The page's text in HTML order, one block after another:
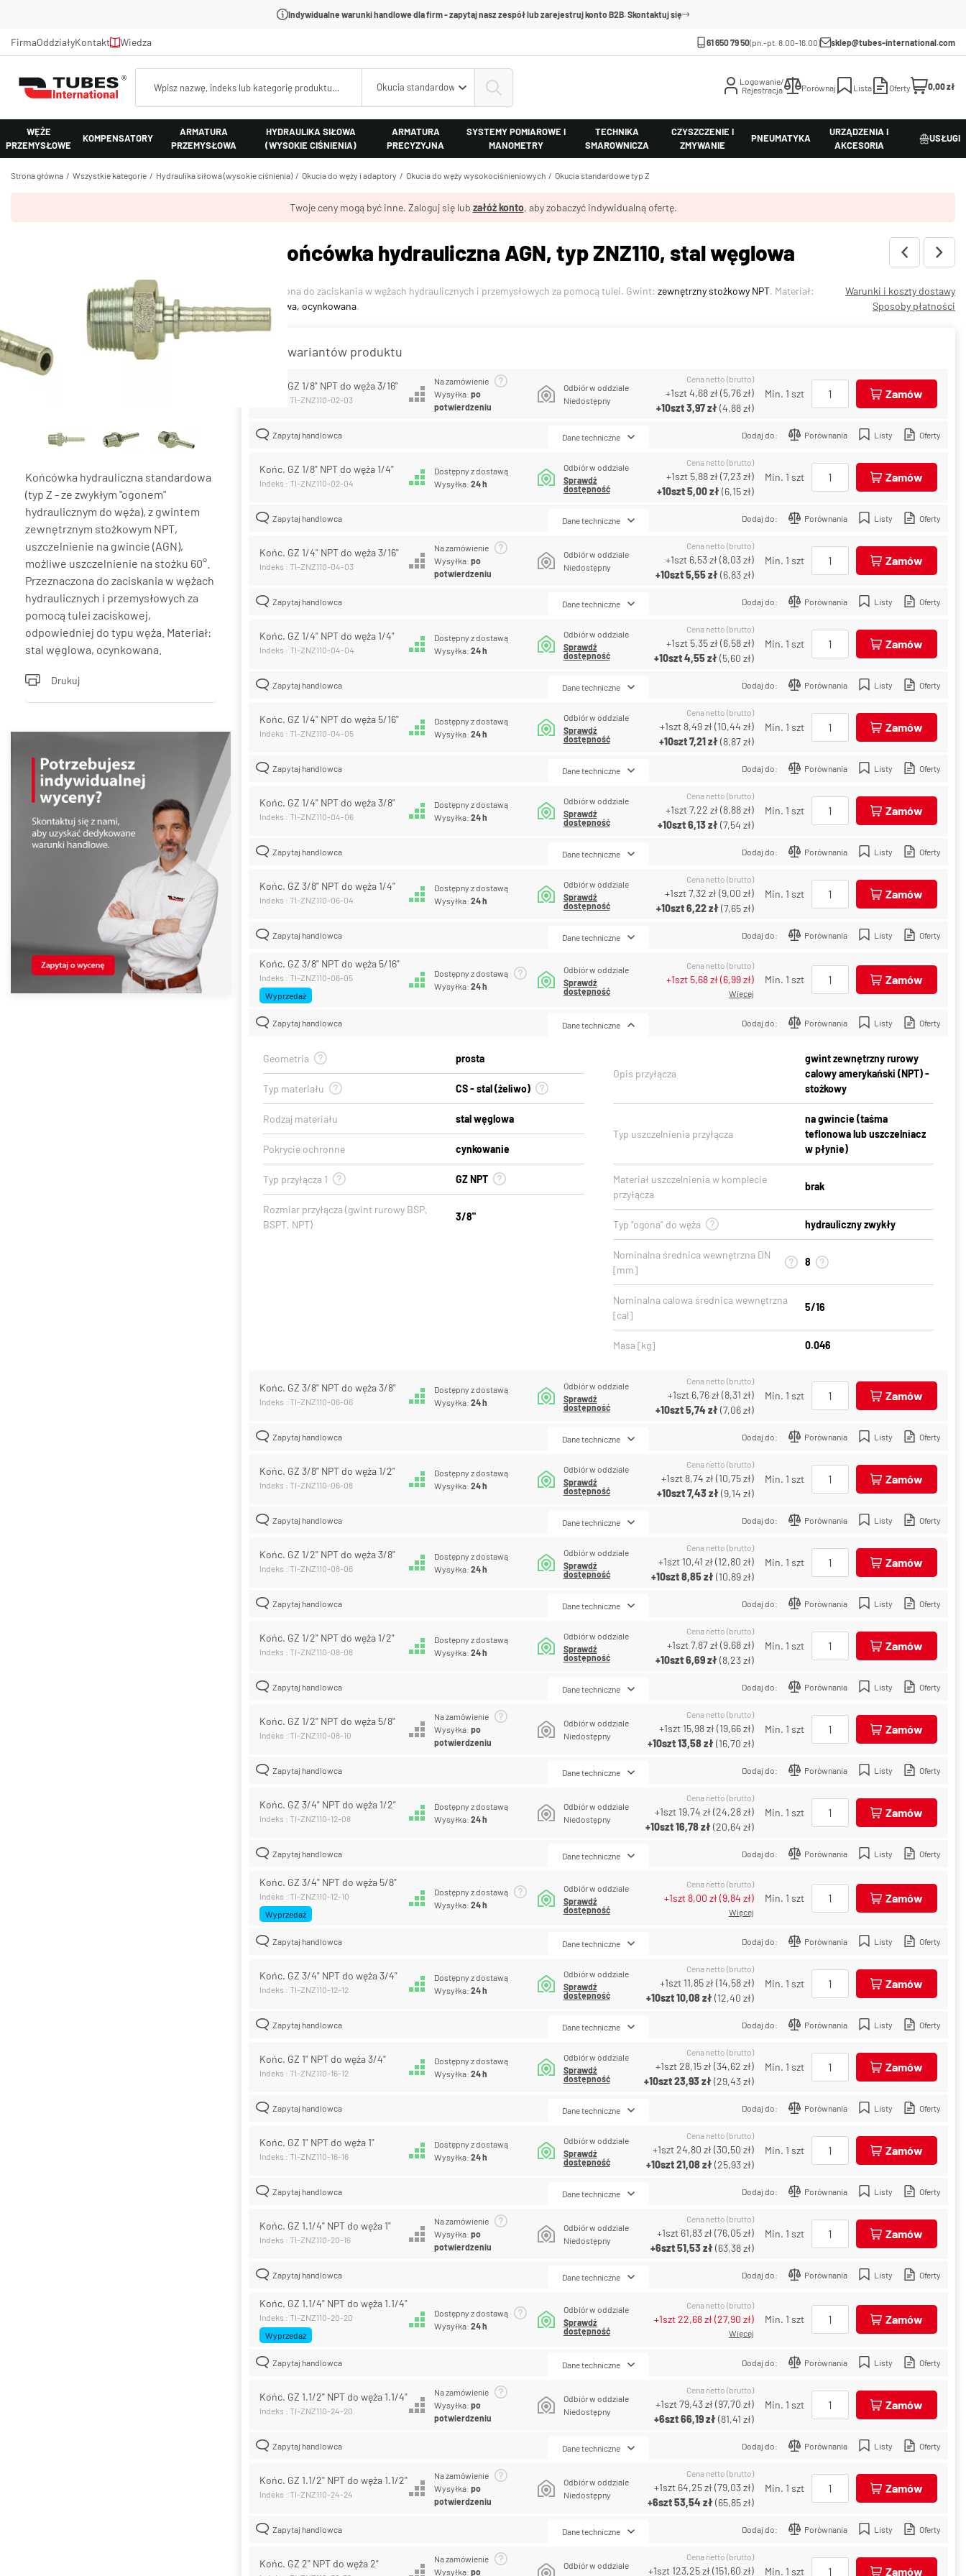
Indywidualne warunki handlowe dla firm - zapytaj nasz zespół lub zarejestruj konto B2B. Skontaktuj się
FirmaOddziałyKontakt Wiedza 61 650 79 50(pn.-pt. 8.00-16.00) sklep@tubes-international.com
Okucia standardowe typ Z
Logowanie/
Rejestracja
Porównaj Lista Oferty 0,00 zł
WĘŻE
PRZEMYSŁOWE
KOMPENSATORY
ARMATURA
PRZEMYSŁOWA
HYDRAULIKA SIŁOWA
(WYSOKIE CIŚNIENIA)
ARMATURA
PRECYZYJNA
SYSTEMY POMIAROWE I
MANOMETRY
TECHNIKA
SMAROWNICZA
CZYSZCZENIE I
ZMYWANIE
PNEUMATYKA
URZĄDZENIA I
AKCESORIA
USŁUGI
Strona główna Wszystkie kategorie Hydraulika siłowa (wysokie ciśnienia) Okucia do węży i adaptory Okucia do węży wysokociśnieniowych Okucia standardowe typ Z
Twoje ceny mogą być inne. Zaloguj się lub załóż konto, aby zobaczyć indywidualną ofertę.
Końcówka hydrauliczna standardowa
(typ Z - ze zwykłym "ogonem"
hydraulicznym do węża), z gwintem
zewnętrznym stożkowym NPT,
uszczelnienie na gwincie (AGN),
możliwe uszczelnienie na stożku 60°.
Przeznaczona do zaciskania w wężach
hydraulicznych i przemysłowych za
pomocą tulei zaciskowej,
odpowiedniej do typu węża. Materiał:
stal węglowa, ocynkowana.
Drukuj
Końcówka hydrauliczna AGN, typ ZNZ110, stal węglowa
Przeznaczona do zaciskania w wężach hydraulicznych i przemysłowych za pomocą tulei. Gwint: zewnętrzny stożkowy NPT. Materiał:
stal węglowa, ocynkowana.
Warunki i koszty dostawy
Sposoby płatności
Lista wariantów produktu
Końc. GZ 1/8" NPT do węża 3/16"
Indeks : TI-ZNZ110-02-03
Na zamówienie
Wysyłka:po
potwierdzeniu
Odbiór w oddziale
Niedostępny
Cena netto (brutto)
+1szt4,68 zł(5,76 zł)
+10szt3,97 zł(4,88 zł)
Min. 1 szt Zamów
Zapytaj handlowca Dodaj do: Porównania Listy Oferty
Dane techniczne
Końc. GZ 1/8" NPT do węża 1/4"
Indeks : TI-ZNZ110-02-04
Dostępny z dostawą
Wysyłka:24 h
Odbiór w oddziale
Sprawdź
dostępność
Cena netto (brutto)
+1szt 5,88 zł(7,23 zł)
+10szt5,00 zł(6,15 zł)
Min. 1 szt Zamów
Zapytaj handlowca Dodaj do: Porównania Listy Oferty
Dane techniczne
Końc. GZ 1/4" NPT do węża 3/16"
Indeks : TI-ZNZ110-04-03
Na zamówienie
Wysyłka:po
potwierdzeniu
Odbiór w oddziale
Niedostępny
Cena netto (brutto)
+1szt 6,53 zł(8,03 zł)
+10szt5,55 zł(6,83 zł)
Min. 1 szt Zamów
Zapytaj handlowca Dodaj do: Porównania Listy Oferty
Dane techniczne
Końc. GZ 1/4" NPT do węża 1/4"
Indeks : TI-ZNZ110-04-04
Dostępny z dostawą
Wysyłka:24 h
Odbiór w oddziale
Sprawdź
dostępność
Cena netto (brutto)
+1szt 5,35 zł(6,58 zł)
+10szt4,55 zł(5,60 zł)
Min. 1 szt Zamów
Zapytaj handlowca Dodaj do: Porównania Listy Oferty
Dane techniczne
Końc. GZ 1/4" NPT do węża 5/16"
Indeks : TI-ZNZ110-04-05
Dostępny z dostawą
Wysyłka:24 h
Odbiór w oddziale
Sprawdź
dostępność
Cena netto (brutto)
+1szt 8,49 zł(10,44 zł)
+10szt7,21 zł(8,87 zł)
Min. 1 szt Zamów
Zapytaj handlowca Dodaj do: Porównania Listy Oferty
Dane techniczne
Końc. GZ 1/4" NPT do węża 3/8"
Indeks : TI-ZNZ110-04-06
Dostępny z dostawą
Wysyłka:24 h
Odbiór w oddziale
Sprawdź
dostępność
Cena netto (brutto)
+1szt7,22 zł(8,88 zł)
+10szt6,13 zł(7,54 zł)
Min. 1 szt Zamów
Zapytaj handlowca Dodaj do: Porównania Listy Oferty
Dane techniczne
Końc. GZ 3/8" NPT do węża 1/4"
Indeks : TI-ZNZ110-06-04
Dostępny z dostawą
Wysyłka:24 h
Odbiór w oddziale
Sprawdź
dostępność
Cena netto (brutto)
+1szt7,32 zł(9,00 zł)
+10szt6,22 zł(7,65 zł)
Min. 1 szt Zamów
Zapytaj handlowca Dodaj do: Porównania Listy Oferty
Dane techniczne
Końc. GZ 3/8" NPT do węża 5/16"
Indeks : TI-ZNZ110-06-05
Wyprzedaż
Dostępny z dostawą
Wysyłka:24 h
Odbiór w oddziale
Sprawdź
dostępność
Cena netto (brutto)
+1szt 5,68 zł(6,99 zł)
Więcej
Min. 1 szt Zamów
Zapytaj handlowca Dodaj do: Porównania Listy Oferty
Dane techniczne
Geometria prosta
Typ materiału CS - stal (żeliwo)
Rodzaj materiału stal węglowa
Pokrycie ochronne cynkowanie
Typ przyłącza 1 GZ NPT
Rozmiar przyłącza (gwint rurowy BSP,
BSPT, NPT)
3/8"
Opis przyłącza
gwint zewnętrzny rurowy
calowy amerykański (NPT) -
stożkowy
Typ uszczelnienia przyłącza
na gwincie (taśma
teflonowa lub uszczelniacz
w płynie)
Materiał uszczelnienia w komplecie
przyłącza
brak
Typ "ogona" do węża hydrauliczny zwykły
Nominalna średnica wewnętrzna DN
[mm]
8
Nominalna calowa średnica wewnętrzna
[cal]
5/16
Masa [kg] 0.046
Końc. GZ 3/8" NPT do węża 3/8"
Indeks : TI-ZNZ110-06-06
Dostępny z dostawą
Wysyłka:24 h
Odbiór w oddziale
Sprawdź
dostępność
Cena netto (brutto)
+1szt 6,76 zł(8,31 zł)
+10szt5,74 zł(7,06 zł)
Min. 1 szt Zamów
Zapytaj handlowca Dodaj do: Porównania Listy Oferty
Dane techniczne
Końc. GZ 3/8" NPT do węża 1/2"
Indeks : TI-ZNZ110-06-08
Dostępny z dostawą
Wysyłka:24 h
Odbiór w oddziale
Sprawdź
dostępność
Cena netto (brutto)
+1szt 8,74 zł(10,75 zł)
+10szt7,43 zł(9,14 zł)
Min. 1 szt Zamów
Zapytaj handlowca Dodaj do: Porównania Listy Oferty
Dane techniczne
Końc. GZ 1/2" NPT do węża 3/8"
Indeks : TI-ZNZ110-08-06
Dostępny z dostawą
Wysyłka:24 h
Odbiór w oddziale
Sprawdź
dostępność
Cena netto (brutto)
+1szt 10,41 zł(12,80 zł)
+10szt8,85 zł(10,89 zł)
Min. 1 szt Zamów
Zapytaj handlowca Dodaj do: Porównania Listy Oferty
Dane techniczne
Końc. GZ 1/2" NPT do węża 1/2"
Indeks : TI-ZNZ110-08-08
Dostępny z dostawą
Wysyłka:24 h
Odbiór w oddziale
Sprawdź
dostępność
Cena netto (brutto)
+1szt7,87 zł(9,68 zł)
+10szt6,69 zł(8,23 zł)
Min. 1 szt Zamów
Zapytaj handlowca Dodaj do: Porównania Listy Oferty
Dane techniczne
Końc. GZ 1/2" NPT do węża 5/8"
Indeks : TI-ZNZ110-08-10
Na zamówienie
Wysyłka:po
potwierdzeniu
Odbiór w oddziale
Niedostępny
Cena netto (brutto)
+1szt 15,98 zł(19,66 zł)
+10szt13,58 zł(16,70 zł)
Min. 1 szt Zamów
Zapytaj handlowca Dodaj do: Porównania Listy Oferty
Dane techniczne
Końc. GZ 3/4" NPT do węża 1/2"
Indeks : TI-ZNZ110-12-08
Dostępny z dostawą
Wysyłka:24 h
Odbiór w oddziale
Niedostępny
Cena netto (brutto)
+1szt 19,74 zł(24,28 zł)
+10szt16,78 zł(20,64 zł)
Min. 1 szt Zamów
Zapytaj handlowca Dodaj do: Porównania Listy Oferty
Dane techniczne
Końc. GZ 3/4" NPT do węża 5/8"
Indeks : TI-ZNZ110-12-10
Wyprzedaż
Dostępny z dostawą
Wysyłka:24 h
Odbiór w oddziale
Sprawdź
dostępność
Cena netto (brutto)
+1szt8,00 zł(9,84 zł)
Więcej
Min. 1 szt Zamów
Zapytaj handlowca Dodaj do: Porównania Listy Oferty
Dane techniczne
Końc. GZ 3/4" NPT do węża 3/4"
Indeks : TI-ZNZ110-12-12
Dostępny z dostawą
Wysyłka:24 h
Odbiór w oddziale
Sprawdź
dostępność
Cena netto (brutto)
+1szt 11,85 zł(14,58 zł)
+10szt10,08 zł(12,40 zł)
Min. 1 szt Zamów
Zapytaj handlowca Dodaj do: Porównania Listy Oferty
Dane techniczne
Końc. GZ 1" NPT do węża 3/4"
Indeks : TI-ZNZ110-16-12
Dostępny z dostawą
Wysyłka:24 h
Odbiór w oddziale
Sprawdź
dostępność
Cena netto (brutto)
+1szt28,15 zł(34,62 zł)
+10szt23,93 zł(29,43 zł)
Min. 1 szt Zamów
Zapytaj handlowca Dodaj do: Porównania Listy Oferty
Dane techniczne
Końc. GZ 1" NPT do węża 1"
Indeks : TI-ZNZ110-16-16
Dostępny z dostawą
Wysyłka:24 h
Odbiór w oddziale
Sprawdź
dostępność
Cena netto (brutto)
+1szt24,80 zł(30,50 zł)
+10szt21,08 zł(25,93 zł)
Min. 1 szt Zamów
Zapytaj handlowca Dodaj do: Porównania Listy Oferty
Dane techniczne
Końc. GZ 1.1/4" NPT do węża 1"
Indeks : TI-ZNZ110-20-16
Na zamówienie
Wysyłka:po
potwierdzeniu
Odbiór w oddziale
Niedostępny
Cena netto (brutto)
+1szt 61,83 zł(76,05 zł)
+6szt51,53 zł(63,38 zł)
Min. 1 szt Zamów
Zapytaj handlowca Dodaj do: Porównania Listy Oferty
Dane techniczne
Końc. GZ 1.1/4" NPT do węża 1.1/4"
Indeks : TI-ZNZ110-20-20
Wyprzedaż
Dostępny z dostawą
Wysyłka:24 h
Odbiór w oddziale
Sprawdź
dostępność
Cena netto (brutto)
+1szt22,68 zł(27,90 zł)
Więcej
Min. 1 szt Zamów
Zapytaj handlowca Dodaj do: Porównania Listy Oferty
Dane techniczne
Końc. GZ 1.1/2" NPT do węża 1.1/4"
Indeks : TI-ZNZ110-24-20
Na zamówienie
Wysyłka:po
potwierdzeniu
Odbiór w oddziale
Niedostępny
Cena netto (brutto)
+1szt79,43 zł(97,70 zł)
+6szt66,19 zł(81,41 zł)
Min. 1 szt Zamów
Zapytaj handlowca Dodaj do: Porównania Listy Oferty
Dane techniczne
Końc. GZ 1.1/2" NPT do węża 1.1/2"
Indeks : TI-ZNZ110-24-24
Na zamówienie
Wysyłka:po
potwierdzeniu
Odbiór w oddziale
Niedostępny
Cena netto (brutto)
+1szt 64,25 zł(79,03 zł)
+6szt53,54 zł(65,85 zł)
Min. 1 szt Zamów
Zapytaj handlowca Dodaj do: Porównania Listy Oferty
Dane techniczne
Końc. GZ 2" NPT do węża 2"
Na zamówienie
Wysyłka:po
Odbiór w oddziale
Cena netto (brutto)
+1szt 123,25 zł(151,60 zł) Min. 1 szt Zamów